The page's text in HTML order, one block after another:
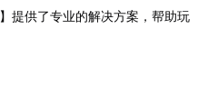
】提供了专业的解决方案，帮助玩